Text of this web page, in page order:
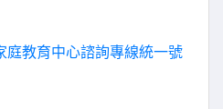
庭教育中心諮詢專線統一號